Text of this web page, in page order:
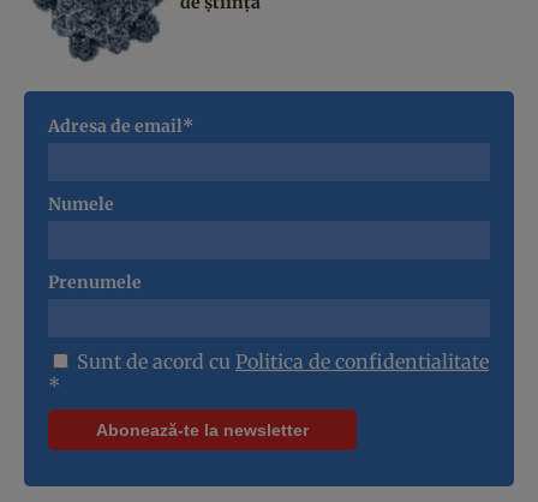
Adresa de email*
Numele
Prenumele
Sunt de acord cu Politica de confidentialitate
*